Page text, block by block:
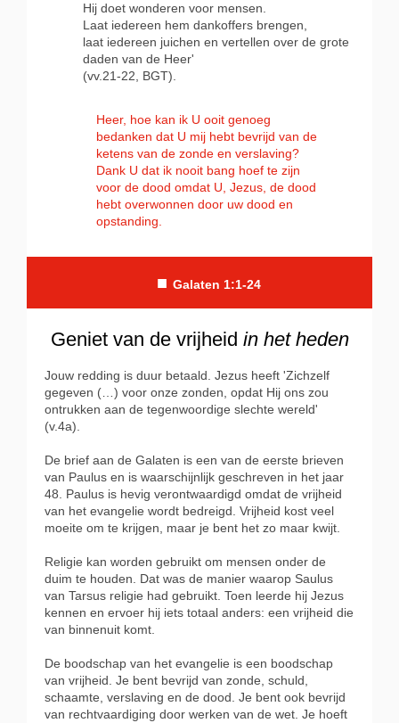
Hij doet wonderen voor mensen.
Laat iedereen hem dankoffers brengen,
laat iedereen juichen en vertellen over de grote
daden van de Heer'
(vv.21-22, BGT).
Heer, hoe kan ik U ooit genoeg
bedanken dat U mij hebt bevrijd van de
ketens van de zonde en verslaving?
Dank U dat ik nooit bang hoef te zijn
voor de dood omdat U, Jezus, de dood
hebt overwonnen door uw dood en
opstanding.
■ Galaten 1:1-24
Geniet van de vrijheid in het heden
Jouw redding is duur betaald. Jezus heeft 'Zichzelf
gegeven (…) voor onze zonden, opdat Hij ons zou
ontrukken aan de tegenwoordige slechte wereld'
(v.4a).
De brief aan de Galaten is een van de eerste brieven
van Paulus en is waarschijnlijk geschreven in het jaar
48. Paulus is hevig verontwaardigd omdat de vrijheid
van het evangelie wordt bedreigd. Vrijheid kost veel
moeite om te krijgen, maar je bent het zo maar kwijt.
Religie kan worden gebruikt om mensen onder de
duim te houden. Dat was de manier waarop Saulus
van Tarsus religie had gebruikt. Toen leerde hij Jezus
kennen en ervoer hij iets totaal anders: een vrijheid die
van binnenuit komt.
De boodschap van het evangelie is een boodschap
van vrijheid. Je bent bevrijd van zonde, schuld,
schaamte, verslaving en de dood. Je bent ook bevrijd
van rechtvaardiging door werken van de wet. Je hoeft